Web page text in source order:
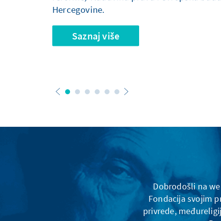
Hercegovine.
Saznaj više
Dobrodošli na
Fondacija svojim
privrede,